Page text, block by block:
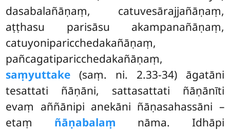
dasabalañāṇaṃ, catuvesārajjañāṇaṃ,
aṭṭhasu parisāsu akampanañāṇaṃ,
catuyoniparicchedakañāṇaṃ,
pañcagatiparicchedakañāṇaṃ,
saṃyuttake (saṃ. ni. 2.33-34) āgatāni
tesattati ñāṇāni, sattasattati ñāṇānīti
evaṃ aññānipi anekāni ñāṇasahassāni –
etaṃ ñāṇabalaṃ nāma. Idhāpi